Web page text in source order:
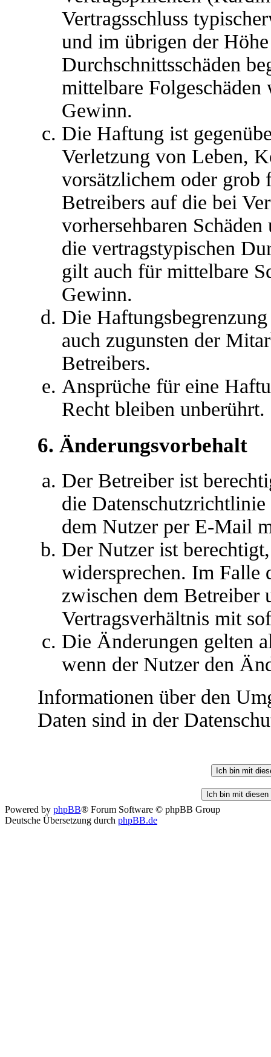
Vertragsschluss
und im übrigen der
Durchschnittsschäden
mittelbare Folgeschäden
Gewinn.
Die Haftung ist
Verletzung von Leben,
vorsätzlichem oder grob
Betreibers auf die bei
vorhersehbaren
die vertragstypischen
gilt auch für mittelbare
Gewinn.
Die
auch zugunsten der
Betreibers.
Ansprüche für eine
Recht bleiben unberührt.
6. Änderungsvorbehalt
Der Betreiber ist
die
dem Nutzer per E-Mail
Der Nutzer ist
widersprechen. Im Falle
zwischen dem Betreiber
Vertragsverhältnis mit
Die Änderungen gelten
wenn der Nutzer den
Informationen über den
Daten sind in der
Powered by phpBB® Forum Software © phpBB Group
Deutsche Übersetzung durch phpBB.de